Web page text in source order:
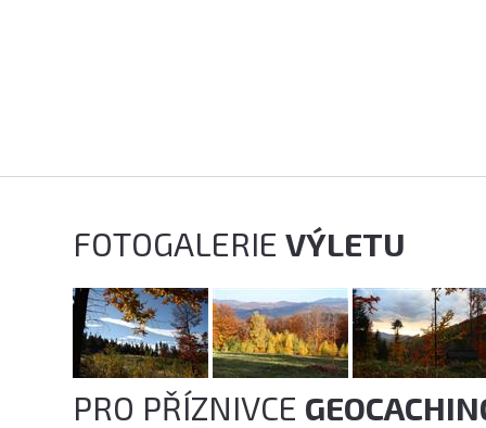
FOTOGALERIEVÝLETU
PRO PŘÍZNIVCE